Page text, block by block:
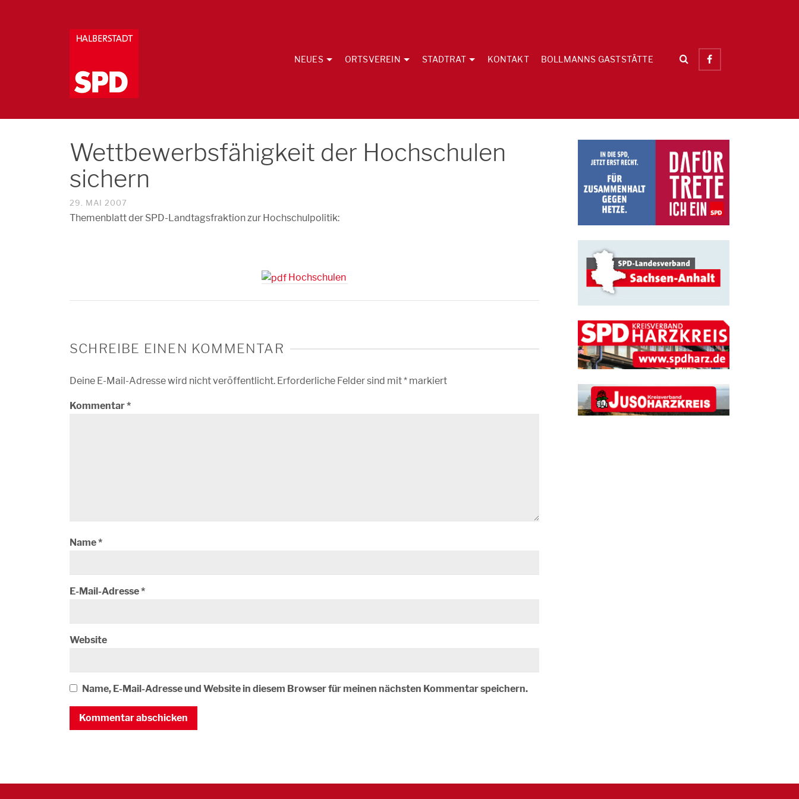
NEUES ORTSVEREIN STADTRAT KONTAKT BOLLMANNS GASTSTÄTTE
Wettbewerbsfähigkeit der Hochschulen
sichern
29. MAI 2007
Themenblatt der SPD-Landtagsfraktion zur Hochschulpolitik:
Hochschulen
SCHREIBE EINEN KOMMENTAR
Deine E-Mail-Adresse wird nicht veröffentlicht. Erforderliche Felder sind mit* markiert
Kommentar*
Name*
E-Mail-Adresse*
Website
Name, E-Mail-Adresse und Website in diesem Browser für meinen nächsten Kommentar speichern.